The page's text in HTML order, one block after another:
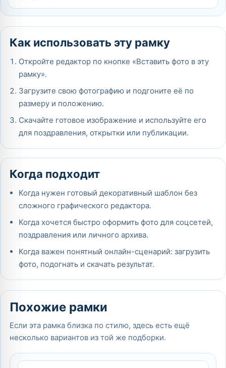
Как использовать эту рамку
Откройте редактор по кнопке «Вставить фото в эту
рамку».
Загрузите свою фотографию и подгоните её по
размеру и положению.
Скачайте готовое изображение и используйте его
для поздравления, открытки или публикации.
Когда подходит
Когда нужен готовый декоративный шаблон без
сложного графического редактора.
Когда хочется быстро оформить фото для соцсетей,
поздравления или личного архива.
Когда важен понятный онлайн-сценарий: загрузить
фото, подогнать и скачать результат.
Похожие рамки
Если эта рамка близка по стилю, здесь есть ещё
несколько вариантов из той же подборки.